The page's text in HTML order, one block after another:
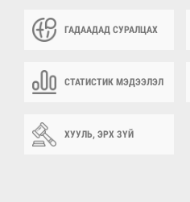
ГАДААДАД СУРАЛЦАХ
СТАТИСТИК МЭДЭЭЛЭЛ
ХУУЛЬ, ЭРХ ЗҮЙ